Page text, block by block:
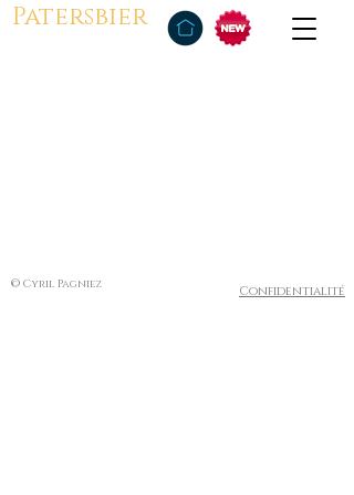
Patersbier
© Cyril Pagniez Confidentialité